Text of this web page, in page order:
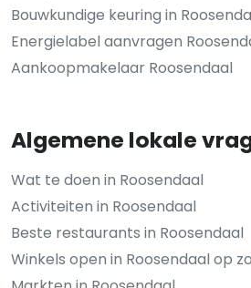
Bouwkundige keuring in
Energielabel aanvragen
Aankoopmakelaar Roosendaal
Algemene lokale
Wat te doen in Roosendaal
Activiteiten in Roosendaal
Beste restaurants in Roosendaal
Winkels open in Roosendaal op